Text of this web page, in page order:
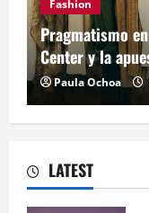
Fashion
Pragmatismo
Center y la
Paula Ochoa
LATEST